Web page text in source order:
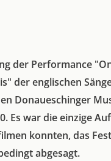
der Performance
der englischen
Donaueschinger
Es war die einzige
konnten, das
abgesagt.